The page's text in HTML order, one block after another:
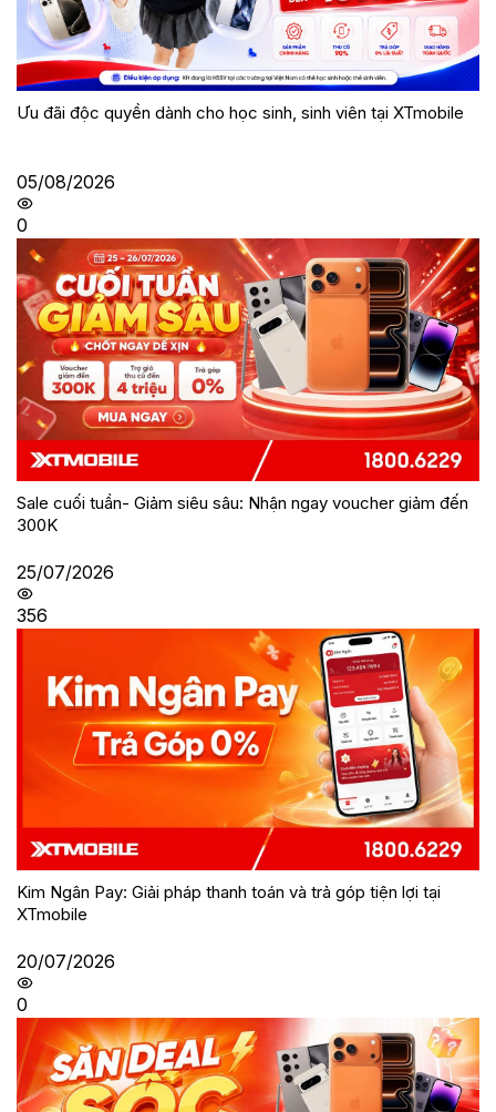
Ưu đãi độc quyền dành cho học sinh, sinh viên tại XTmobile
05/08/2026
0
Sale cuối tuần- Giảm siêu sâu: Nhận ngay voucher giảm đến
300K
25/07/2026
356
Kim Ngân Pay: Giải pháp thanh toán và trả góp tiện lợi tại
XTmobile
20/07/2026
0